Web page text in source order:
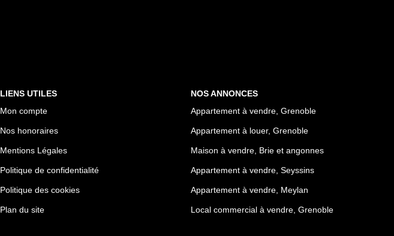
LIENS UTILES
Mon compte
Nos honoraires
Mentions Légales
Politique de confidentialité
Politique des cookies
Plan du site
NOS ANNONCES
Appartement à vendre, Grenoble
Appartement à louer, Grenoble
Maison à vendre, Brie et angonnes
Appartement à vendre, Seyssins
Appartement à vendre, Meylan
Local commercial à vendre, Grenoble